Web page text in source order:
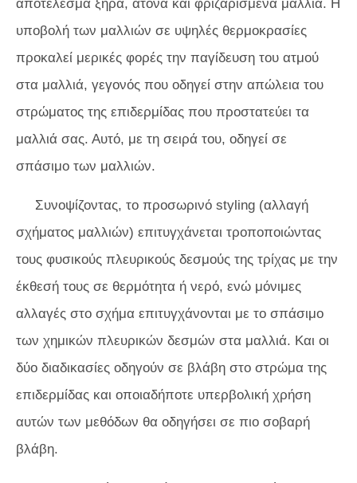
αποτέλεσμα ξηρά, άτονα και φριζαρισμένα μαλλιά. Η
υποβολή των μαλλιών σε υψηλές θερμοκρασίες
προκαλεί μερικές φορές την παγίδευση του ατμού
στα μαλλιά, γεγονός που οδηγεί στην απώλεια του
στρώματος της επιδερμίδας που προστατεύει τα
μαλλιά σας. Αυτό, με τη σειρά του, οδηγεί σε
σπάσιμο των μαλλιών.
Συνοψίζοντας, το προσωρινό styling (αλλαγή
σχήματος μαλλιών) επιτυγχάνεται τροποποιώντας
τους φυσικούς πλευρικούς δεσμούς της τρίχας με την
έκθεσή τους σε θερμότητα ή νερό, ενώ μόνιμες
αλλαγές στο σχήμα επιτυγχάνονται με το σπάσιμο
των χημικών πλευρικών δεσμών στα μαλλιά. Και οι
δύο διαδικασίες οδηγούν σε βλάβη στο στρώμα της
επιδερμίδας και οποιαδήποτε υπερβολική χρήση
αυτών των μεθόδων θα οδηγήσει σε πιο σοβαρή
βλάβη.